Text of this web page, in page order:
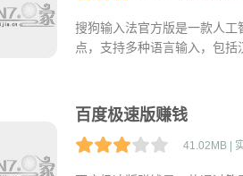
搜狗输入法官方版是一款人
点，支持多种语言输入，包
百度极速版赚钱
41.02MB |